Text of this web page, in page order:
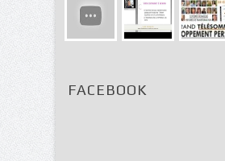
FACEBOOK